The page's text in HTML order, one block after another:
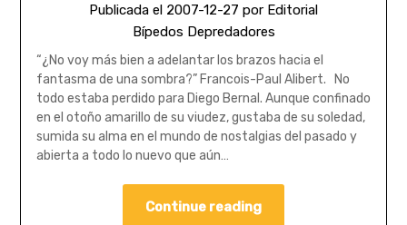
Publicada el 2007-12-27 por Editorial
Bípedos Depredadores
“¿No voy más bien a adelantar los brazos hacia el
fantasma de una sombra?” Francois-Paul Alibert. No
todo estaba perdido para Diego Bernal. Aunque confinado
en el otoño amarillo de su viudez, gustaba de su soledad,
sumida su alma en el mundo de nostalgias del pasado y
abierta a todo lo nuevo que aún…
Continue reading